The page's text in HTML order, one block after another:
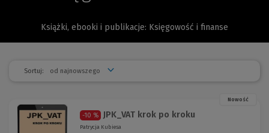
Książki, ebooki i publikacje: Księgowość i finanse
Sortuj:
Nowość
-10 % JPK_VAT krok po kroku
Patrycja Kubiesa